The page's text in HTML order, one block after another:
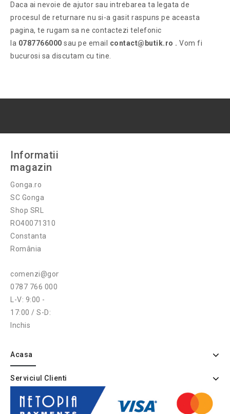
Daca ai nevoie de ajutor sau intrebarea ta legata de
procesul de returnare nu si-a gasit raspuns pe aceasta
pagina, te rugam sa ne contactezi telefonic
la 0787766000 sau pe email contact@butik.ro . Vom fi
bucurosi sa discutam cu tine.
Informatii
magazin
Gonga.ro
SC Gonga
Shop SRL
RO40071310
Constanta
România
comenzi@gonga.ro
0787 766 000
L-V: 9:00 -
17:00 / S-D:
Inchis
Acasa
Serviciul Clienti